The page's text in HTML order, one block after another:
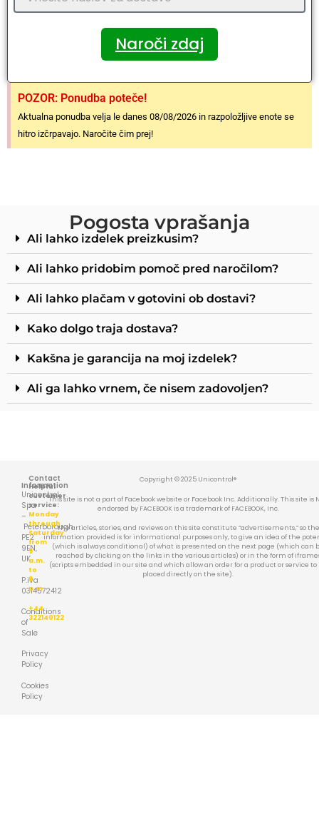
Naroči zdaj
POZOR: Ponudba poteče!
Aktualna ponudba velja le danes 08/08/2026 in razpoložljive enote se
hitro izčrpavajo. Naročite čim prej!
Pogosta vprašanja
Ali lahko izdelek preizkusim?
Ali lahko pridobim pomoč pred naročilom?
Ali lahko plačam v gotovini ob dostavi?
Kako dolgo traja dostava?
Kakšna je garancija na moj izdelek?
Ali ga lahko vrnem, če nisem zadovoljen?
Information
Unicontrol
Spa
–
Peterborough
PE2
9EN,
UK
P.iva
0314572412
Conditions
of
Sale
Privacy
Policy
Cookies
Policy
Contact
Helpful
customer
service:
Monday
through
Saturday
from
9
a.m.
to
8
p.m.
+44
322140122
Copyright © 2025 Unicontrol®
This site is not a part of Facebook website or Facebook Inc. Additionally. This site is
endorsed by FACEBOOK is a trademark of FACEBOOK, Inc.
The articles, stories, and reviews on this site constitute “advertisements,” so the
information provided is for informational purposes only, to give an idea of the
(which is always conditional) of what is presented on the next page (which can
reached by clicking on the links in the various articles) or in the form of
(scripts embedded in our site and which allow an order for a product or service to
placed directly on the site).